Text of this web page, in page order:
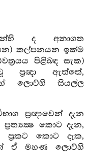
ද අනාගත
කල්පනයන ඉක්ම
පිළිබඳ සැක)
ප්‍රඥා ඇත්තේ,
ලොව්හි සියල්ල
ප්‍රඥාවෙන් දැන
කොට දැන,
ප්‍රකට කොට දැක,
ඒ මහණ ලොව්හි